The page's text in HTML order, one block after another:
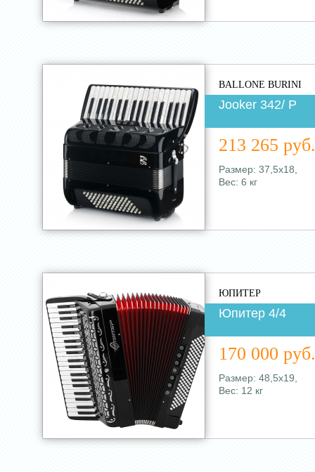
BALLONE BURINI
Jooker 342/ Р
213 265 руб.
Размер: 37,5х18,
Вес: 6 кг
ЮПИТЕР
Юпитер 4/4
170 000 руб.
Размер: 48,5х19,
Вес: 12 кг